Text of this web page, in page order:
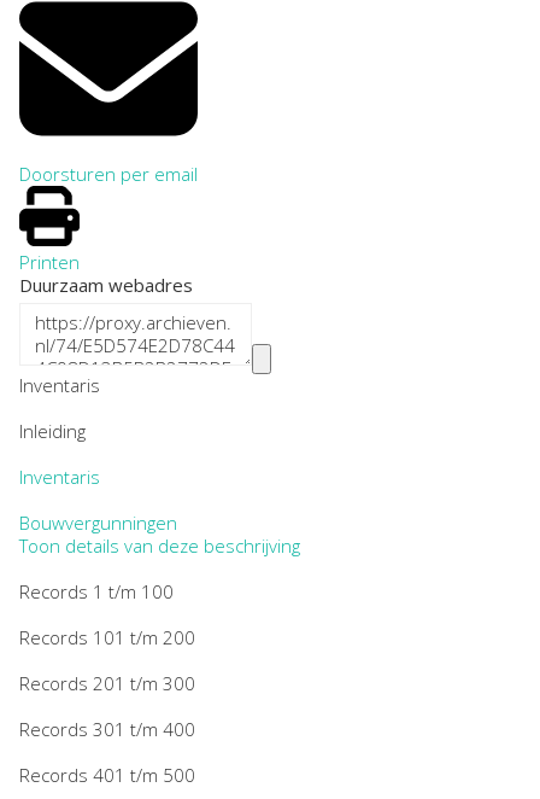
Doorsturen per email
Printen
Duurzaam webadres
Inventaris
Inleiding
Inventaris
Bouwvergunningen
Toon details van deze beschrijving
Records 1 t/m 100
Records 101 t/m 200
Records 201 t/m 300
Records 301 t/m 400
Records 401 t/m 500